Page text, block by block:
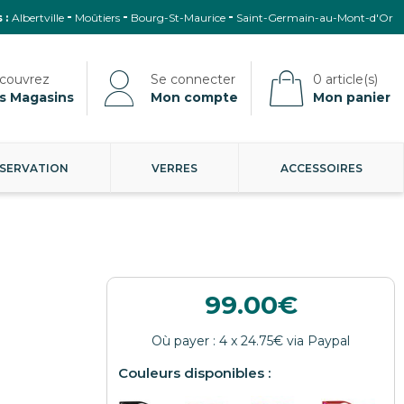
: Albertville Moûtiers Bourg-St-Maurice Saint-Germain-au-Mont-d'Or
Magasins Mon compte Mon panier
VERRES ACCESSOIRES
99.00